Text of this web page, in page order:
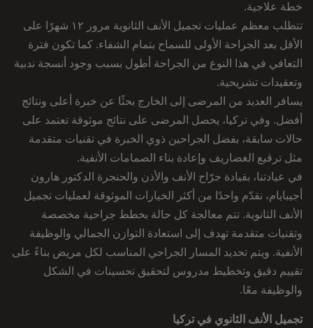
خطة علاجية.
تتطلب معظم عمليات تجميل الأنف الثانوية مرور ١٢ شهرًا على
الأقل بعد الجراحة الأولى للسماح بتمام الشفاء. كما تكون فترة
التعافي في هذا النوع من الجراحة أطول بسبب وجود أنسجة ندبية
وتعقيدات تشريحية.
يسافر العديد من المرضى إلى الخارج بحثًا عن خبرة أعلى ونتائج
أفضل. وفي تركيا، يحصل المرضى على نتائج موثوقة تعتمد على
حالات سابقة، بفضل الجراحين ذوي الخبرة في تقنيات متقدمة
مثل ترقيع الغضاريف وإعادة بناء الصمامات الأنفية.
في عيادتنا، بقيادة جرّاح الأنف والأذن والحنجرة الدكتور هارون
أجيبايام، نقدّم واحدًا من أكثر الخيارات الموثوقة لعمليات تجميل
الأنف الثانوية. تتم معالجة كل حالة بخطط جراحية مخصصة
وتقنيات متقدمة تهدف إلى استعادة التوازن الجمالي والوظيفة
الأنفية. ويتم تحديد المسار الجراحي المناسب لكل مريض بناءً على
تقييم دقيق وتخطيط مدروس لتحقيق تحسينات في الشكل
والوظيفة معًا.
تجميل الأنف الثانوي في تركيا